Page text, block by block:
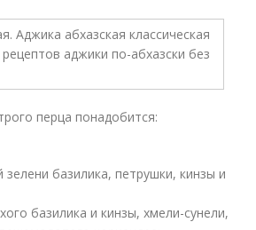
перца понадобится:
зелени базилика, петрушки, кинзы и
базилика и кинзы, хмели-сунели,